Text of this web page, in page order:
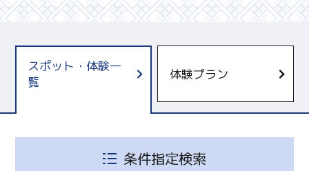
スポット・体験一
覧
体験プラン
条件指定検索